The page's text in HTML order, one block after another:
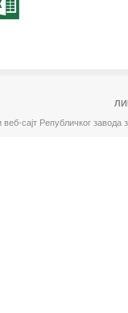
веб-сајт Републичког